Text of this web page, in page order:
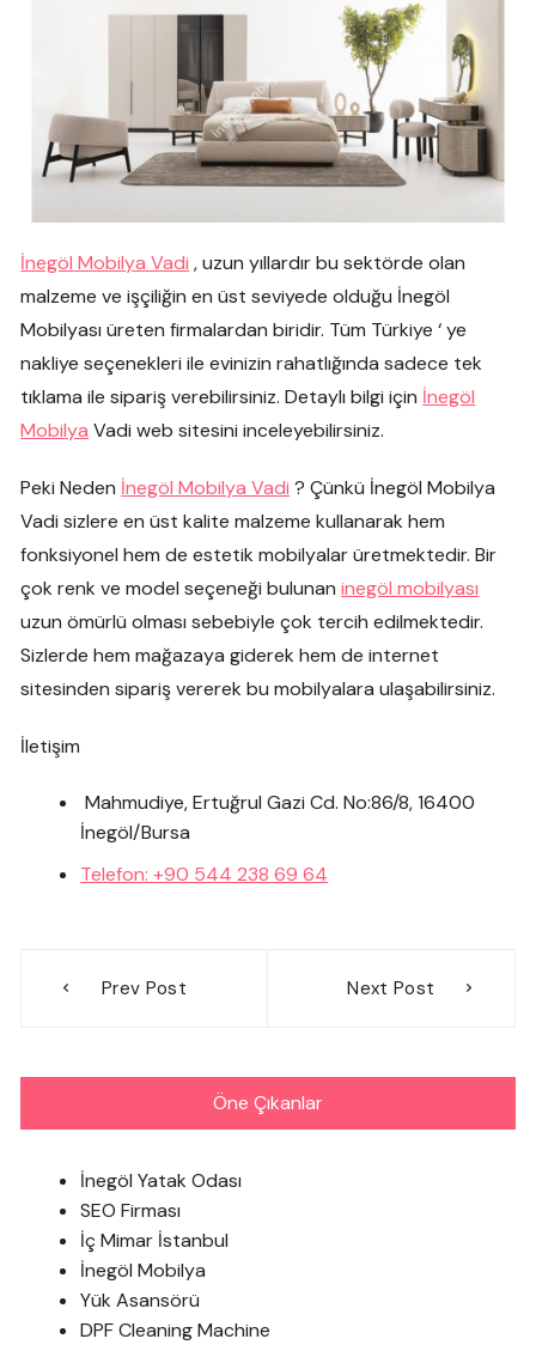
İnegöl Mobilya Vadi , uzun yıllardır bu sektörde olan
malzeme ve işçiliğin en üst seviyede olduğu İnegöl
Mobilyası üreten firmalardan biridir. Tüm Türkiye ‘ ye
nakliye seçenekleri ile evinizin rahatlığında sadece tek
tıklama ile sipariş verebilirsiniz. Detaylı bilgi için İnegöl
Mobilya Vadi web sitesini inceleyebilirsiniz.
Peki Neden İnegöl Mobilya Vadi ? Çünkü İnegöl Mobilya
Vadi sizlere en üst kalite malzeme kullanarak hem
fonksiyonel hem de estetik mobilyalar üretmektedir. Bir
çok renk ve model seçeneği bulunaninegöl mobilyası
uzun ömürlü olması sebebiyle çok tercih edilmektedir.
Sizlerde hem mağazaya giderek hem de internet
sitesinden sipariş vererek bu mobilyalara ulaşabilirsiniz.
İletişim
Mahmudiye, Ertuğrul Gazi Cd. No:86/8, 16400
İnegöl/Bursa
Telefon: +90 544 238 69 64
gezinmesi
Prev Post Next Post
Öne Çıkanlar
İnegöl Yatak Odası
SEO Firması
İç Mimar İstanbul
İnegöl Mobilya
Yük Asansörü
DPF Cleaning Machine